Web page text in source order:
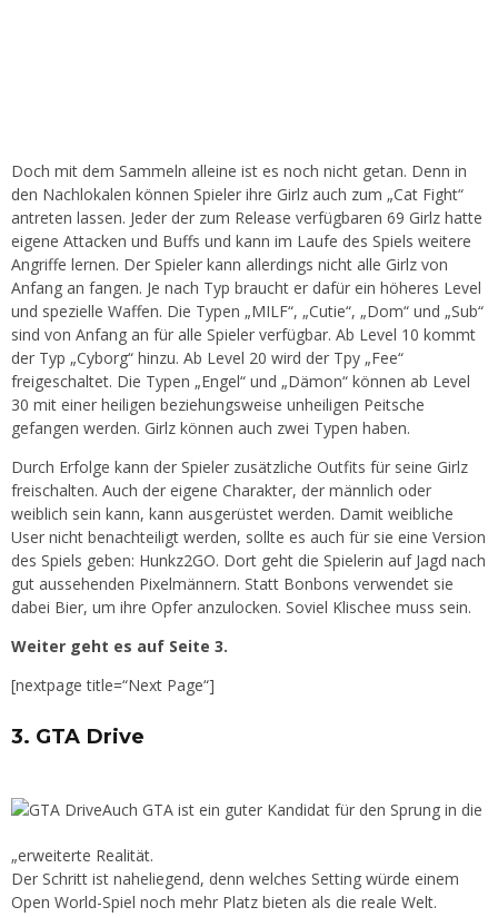
Doch mit dem Sammeln alleine ist es noch nicht getan. Denn in
den Nachlokalen können Spieler ihre Girlz auch zum „Cat Fight“
antreten lassen. Jeder der zum Release verfügbaren 69 Girlz hatte
eigene Attacken und Buffs und kann im Laufe des Spiels weitere
Angriffe lernen. Der Spieler kann allerdings nicht alle Girlz von
Anfang an fangen. Je nach Typ braucht er dafür ein höheres Level
und spezielle Waffen. Die Typen „MILF“, „Cutie“, „Dom“ und „Sub“
sind von Anfang an für alle Spieler verfügbar. Ab Level 10 kommt
der Typ „Cyborg“ hinzu. Ab Level 20 wird der Tpy „Fee“
freigeschaltet. Die Typen „Engel“ und „Dämon“ können ab Level
30 mit einer heiligen beziehungsweise unheiligen Peitsche
gefangen werden. Girlz können auch zwei Typen haben.
Durch Erfolge kann der Spieler zusätzliche Outfits für seine Girlz
freischalten. Auch der eigene Charakter, der männlich oder
weiblich sein kann, kann ausgerüstet werden. Damit weibliche
User nicht benachteiligt werden, sollte es auch für sie eine Version
des Spiels geben: Hunkz2GO. Dort geht die Spielerin auf Jagd nach
gut aussehenden Pixelmännern. Statt Bonbons verwendet sie
dabei Bier, um ihre Opfer anzulocken. Soviel Klischee muss sein.
Weiter geht es auf Seite 3.
[nextpage title=“Next Page“]
3. GTA Drive
Auch GTA ist ein guter Kandidat für den Sprung in die
„erweiterte Realität.
Der Schritt ist naheliegend, denn welches Setting würde einem
Open World-Spiel noch mehr Platz bieten als die reale Welt.